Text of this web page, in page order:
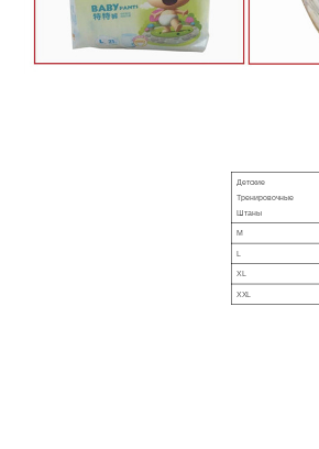
Детские
Тренировочные
Штаны
M
L
XL
XXL